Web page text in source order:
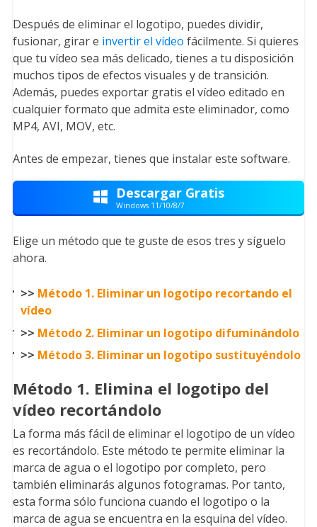
Después de eliminar el logotipo, puedes dividir,
fusionar, girar e invertir el vídeo fácilmente. Si quieres
que tu vídeo sea más delicado, tienes a tu disposición
muchos tipos de efectos visuales y de transición.
Además, puedes exportar gratis el vídeo editado en
cualquier formato que admita este eliminador, como
MP4, AVI, MOV, etc.
Antes de empezar, tienes que instalar este software.
 Descargar Gratis
Windows 11/10/8/7
Elige un método que te guste de esos tres y síguelo
ahora.
>> Método 1. Eliminar un logotipo recortando el
vídeo
>> Método 2. Eliminar un logotipo difuminándolo
>> Método 3. Eliminar un logotipo sustituyéndolo
Método 1. Elimina el logotipo del
vídeo recortándolo
La forma más fácil de eliminar el logotipo de un vídeo
es recortándolo. Este método te permite eliminar la
marca de agua o el logotipo por completo, pero
también eliminarás algunos fotogramas. Por tanto,
esta forma sólo funciona cuando el logotipo o la
marca de agua se encuentra en la esquina del vídeo.